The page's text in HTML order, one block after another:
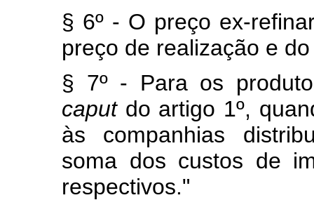
§ 6º - O preço ex-
preço de realização e
§ 7º - Para os
caputdo artigo 1º,
às companhias
soma dos custos de
respectivos."